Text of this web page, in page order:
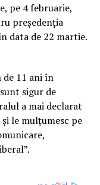
pe 4 februarie,
președenția
data de 22 martie.
de 11 ani în
sigur de
a mai declarat
le mulțumesc pe